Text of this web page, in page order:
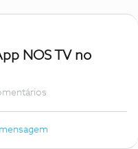
NOS TV no